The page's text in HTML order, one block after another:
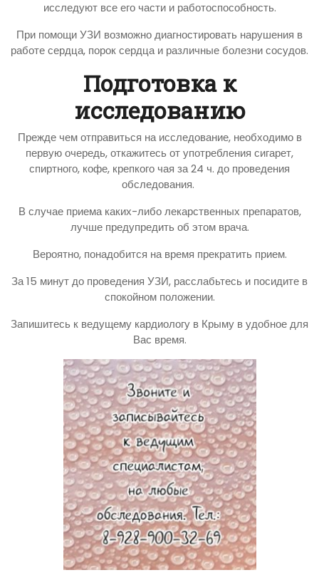
исследуют все его части и работоспособность.
При помощи УЗИ возможно диагностировать нарушения в
работе сердца, порок сердца и различные болезни сосудов.
Подготовка к
исследованию
Прежде чем отправиться на исследование, необходимо в
первую очередь, откажитесь от употребления сигарет,
спиртного, кофе, крепкого чая за 24 ч. до проведения
обследования.
В случае приема каких-либо лекарственных препаратов,
лучше предупредить об этом врача.
Вероятно, понадобится на время прекратить прием.
За 15 минут до проведения УЗИ, расслабьтесь и посидите в
спокойном положении.
Запишитесь к ведущему кардиологу в Крыму в удобное для
Вас время.